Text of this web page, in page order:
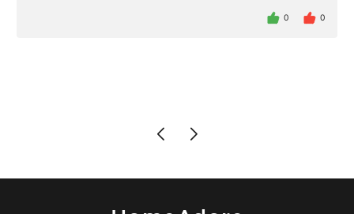
то качество выше всяких похвал. Выглядит
0 0